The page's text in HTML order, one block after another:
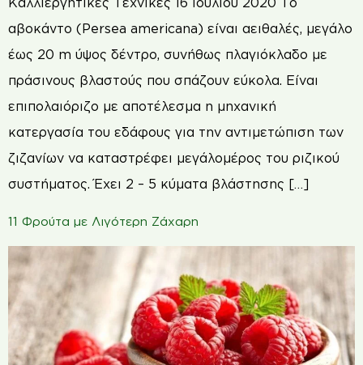
αβοκάντο (Persea americana) είναι αειθαλές, μεγάλο
έως 20 m ύψος δέντρο, συνήθως πλαγιόκλαδο με
πράσινους βλαστούς που σπάζουν εύκολα. Είναι
επιπολαιόριζο με αποτέλεσμα η μηχανική
κατεργασία του εδάφους για την αντιμετώπιση των
ζιζανίων να καταστρέφει μεγάλομέρος του ριζικού
συστήματος. Έχει 2 – 5 κύματα βλάστησης […]
11 Φρούτα με Λιγότερη Ζάχαρη